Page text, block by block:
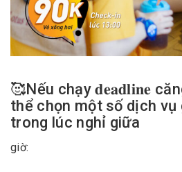
🥰Nếu chạy 𝐝𝐞𝐚𝐝𝐥𝐢𝐧𝐞
thể chọn một số dịch vụ
trong lúc nghỉ giữa
giờ: